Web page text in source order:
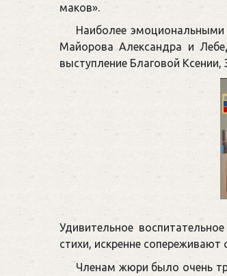
маков».
Наиболее
Майорова Александра и
выступление Благовой
Удивительное
стихи, искренне
Членам жюри было очень